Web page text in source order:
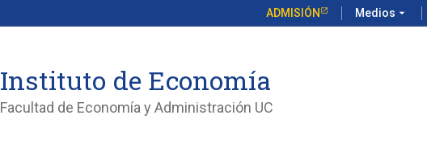
ADMISIÓN Medios arrow_drop_down
Instituto de Economía
Facultad de Economía y Administración UC